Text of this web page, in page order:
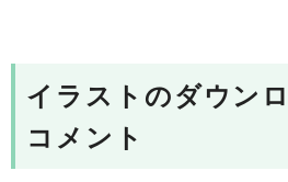
イラストのダウン
コメント